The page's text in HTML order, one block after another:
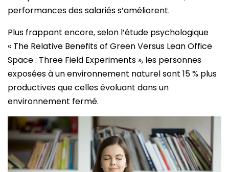
performances des salariés s’améliorent.
Plus frappant encore, selon l’étude psychologique
« The Relative Benefits of Green Versus Lean Office
Space : Three Field Experiments », les personnes
exposées à un environnement naturel sont 15 % plus
productives que celles évoluant dans un
environnement fermé.